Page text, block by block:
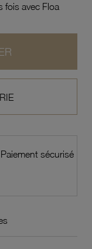
fois avec Floa
Paiement sécurisé